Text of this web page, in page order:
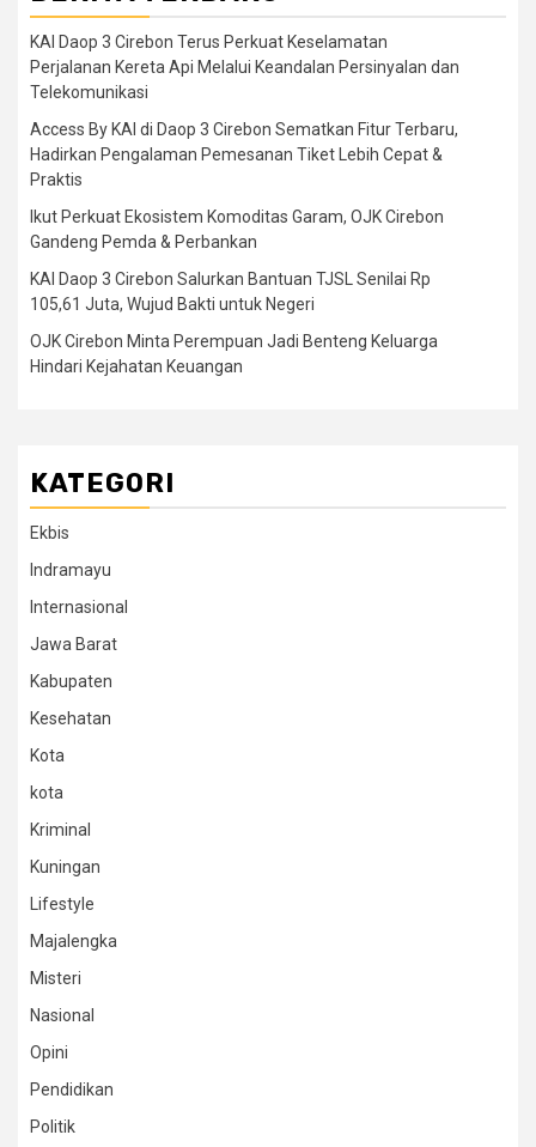
KAI Daop 3 Cirebon Terus Perkuat Keselamatan
Perjalanan Kereta Api Melalui Keandalan Persinyalan dan
Telekomunikasi
Access By KAI di Daop 3 Cirebon Sematkan Fitur Terbaru,
Hadirkan Pengalaman Pemesanan Tiket Lebih Cepat &
Praktis
Ikut Perkuat Ekosistem Komoditas Garam, OJK Cirebon
Gandeng Pemda & Perbankan
KAI Daop 3 Cirebon Salurkan Bantuan TJSL Senilai Rp
105,61 Juta, Wujud Bakti untuk Negeri
OJK Cirebon Minta Perempuan Jadi Benteng Keluarga
Hindari Kejahatan Keuangan
KATEGORI
Ekbis
Indramayu
Internasional
Jawa Barat
Kabupaten
Kesehatan
Kota
kota
Kriminal
Kuningan
Lifestyle
Majalengka
Misteri
Nasional
Opini
Pendidikan
Politik